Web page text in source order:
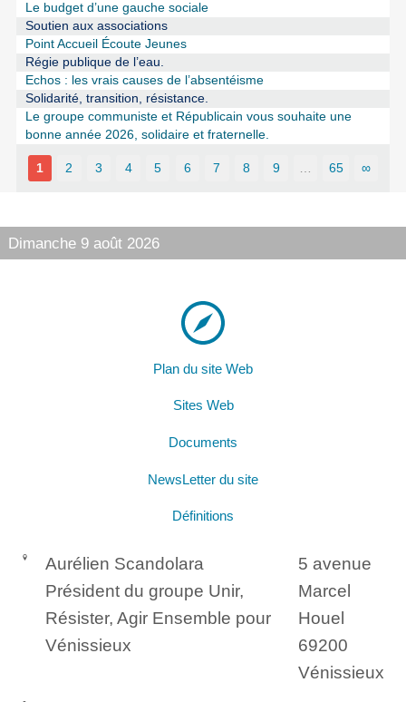
Le budget d’une gauche sociale
Soutien aux associations
Point Accueil Écoute Jeunes
Régie publique de l’eau.
Echos : les vrais causes de l’absentéisme
Solidarité, transition, résistance.
Le groupe communiste et Républicain vous souhaite une
bonne année 2026, solidaire et fraternelle.
1 2 3 4 5 6 7 8 9 65 ∞
Dimanche 9 août 2026
Plan du site Web
Sites Web
Documents
NewsLetter du site
Définitions
Aurélien Scandolara
Président du groupe Unir,
Résister, Agir Ensemble pour
Vénissieux
5 avenue
Marcel
Houel
69200
Vénissieux